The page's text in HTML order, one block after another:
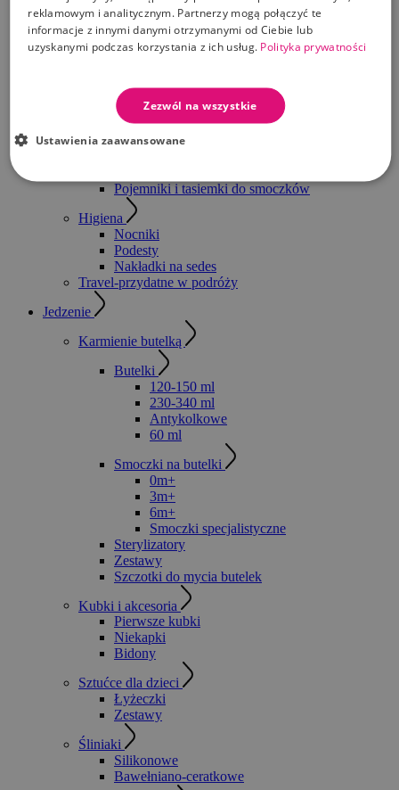
Junior
Pieluchy tetrowe, flanelowe i bambusowe
Chusteczki nawilżane
Przewijaki
Pudełka na chusteczki
Smoczki i Gryzaki
Pojemniki i tasiemki do smoczków
Higiena
Nocniki
Podesty
Nakładki na sedes
Travel-przydatne w podróży
Jedzenie
Karmienie butelką
Butelki
120-150 ml
230-340 ml
Antykolkowe
60 ml
Smoczki na butelki
0m+
3m+
6m+
Smoczki specjalistyczne
Sterylizatory
Zestawy
Szczotki do mycia butelek
Kubki i akcesoria
Pierwsze kubki
Niekapki
Bidony
Sztućce dla dzieci
Łyżeczki
Zestawy
Śliniaki
Silikonowe
Bawełniano-ceratkowe
reklamowym i analitycznym. Partnerzy mogą połączyć te
informacje z innymi danymi otrzymanymi od Ciebie lub
uzyskanymi podczas korzystania z ich usług. Polityka prywatności
Zezwól na wszystkie
Ustawienia zaawansowane